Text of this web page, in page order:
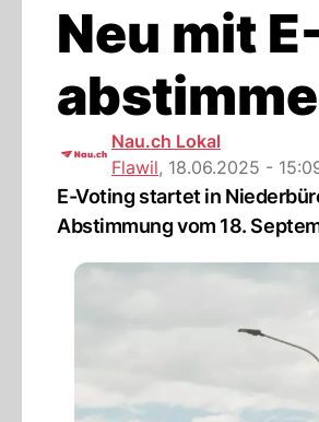
Neu mit
Nau.ch Lokal
Flawil, 18.06.2025 -
E-Voting startet in
Abstimmung vom 18.